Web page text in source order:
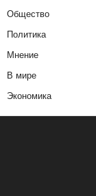
Общество
Политика
Мнение
В мире
Экономика